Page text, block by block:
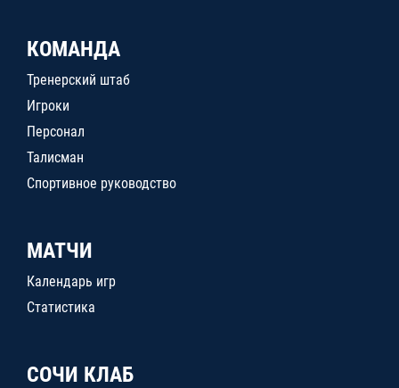
КОМАНДА
Тренерский штаб
Игроки
Персонал
Талисман
Спортивное руководство
МАТЧИ
Календарь игр
Статистика
СОЧИ КЛАБ